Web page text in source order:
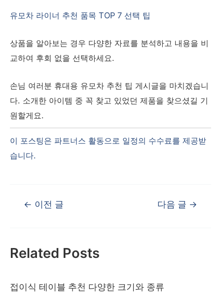
유모차 라이너 추천 품목 TOP 7 선택 팁
상품을 알아보는 경우 다양한 자료를 분석하고 내용을 비
교하여 후회 없을 선택하세요.
손님 여러분 휴대용 유모차 추천 팁 게시글을 마치겠습니
다. 소개한 아이템 중 꼭 찾고 있었던 제품을 찾으셨길 기
원할게요.
← 이전 글 다음 글 →
Related Posts
접이식 테이블 추천 다양한 크기와 종류